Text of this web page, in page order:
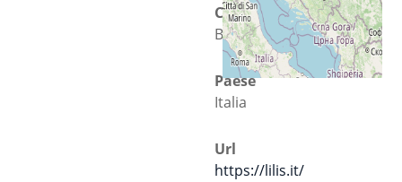
Città
Benevento
Paese
Italia
Url
https://lilis.it/